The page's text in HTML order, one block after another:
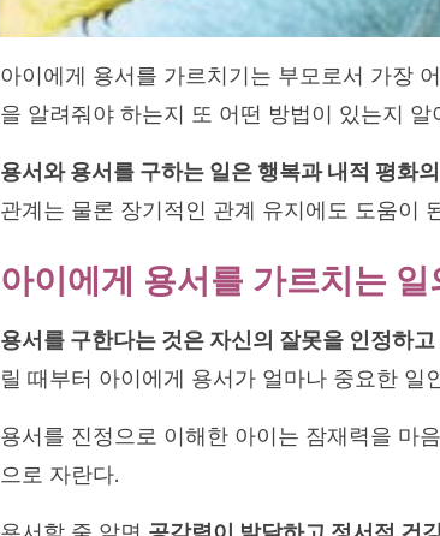
아이에게 용서를 가르치기는 부모로서 가장
을 알려줘야 하는지 또 어떤 방법이 있는지 알
용서와 용서를 구하는 일은 행복과 내적 평화의
관계는 물론 장기적인 관계 유지에도 도움이
아이에게 용서를 가르치는 일
용서를 구한다는 것은 자신의 잘못을 인정하
릴 때부터 아이에게 용서가 얼마나 중요한 일
용서를 진정으로 이해한 아이는 잠재력을 마
으로 자란다.